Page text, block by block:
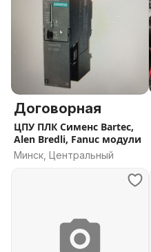
Договорная
ЦПУ ПЛК Сименс Bartec,
Alen Bredli, Fanuc модули
Минск, Центральный